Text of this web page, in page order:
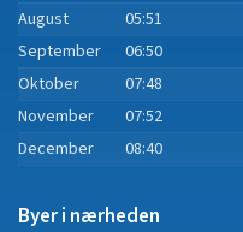
August
05:51
September
06:50
Oktober
07:48
November
07:52
December
08:40
Byer i nærheden